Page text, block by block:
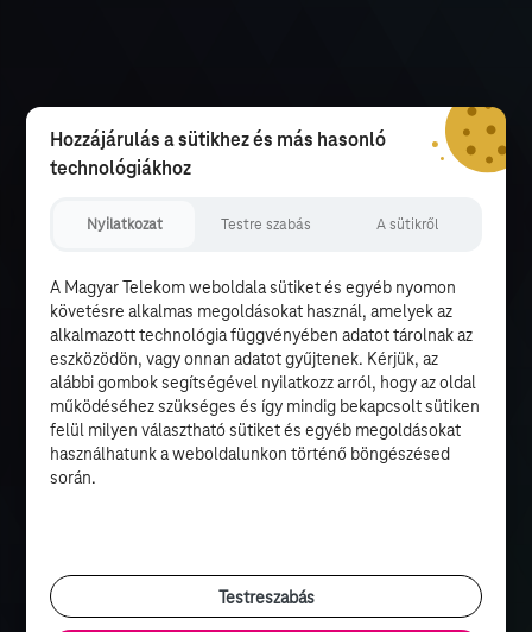
Hozzájárulás a sütikhez és más hasonló
technológiákhoz
Nyilatkozat Testre szabás A sütikről
A Magyar Telekom weboldala sütiket és egyéb nyomon
követésre alkalmas megoldásokat használ, amelyek az
alkalmazott technológia függvényében adatot tárolnak az
eszközödön, vagy onnan adatot gyűjtenek. Kérjük, az
alábbi gombok segítségével nyilatkozz arról, hogy az oldal
működéséhez szükséges és így mindig bekapcsolt sütiken
felül milyen választható sütiket és egyéb megoldásokat
használhatunk a weboldalunkon történő böngészésed
során.
Testreszabás